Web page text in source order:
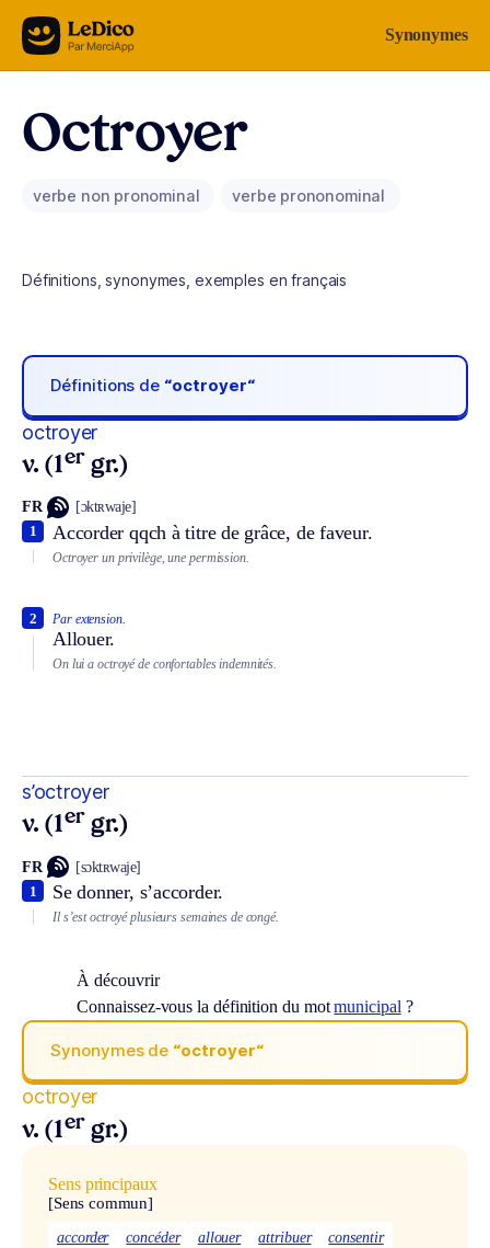
Aller au contenu Synonymes
Octroyer
verbe non pronominal verbe prononominal
Définitions, synonymes, exemples en français
Définitions de “octroyer“
octroyer
v. (1er gr.)
FR [ɔktʀwaje]
Accorder qqch à titre de grâce, de faveur.
1
Octroyer un privilège, une permission.
Par extension.
Allouer.
2
On lui a octroyé de confortables indemnités.
s’octroyer
v. (1er gr.)
FR [sɔktʀwaje]
Se donner, s’accorder.
1
Il s’est octroyé plusieurs semaines de congé.
À découvrir
Connaissez-vous la définition du motmunicipal ?
Synonymes de “octroyer“
octroyer
v. (1er gr.)
Sens principaux
[Sens commun]
accorder concéder allouer attribuer
consentir